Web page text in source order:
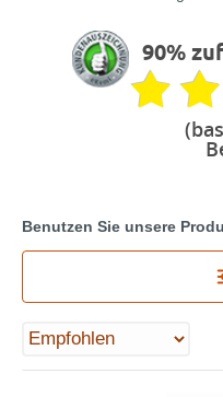
90%
Benutzen Sie unsere